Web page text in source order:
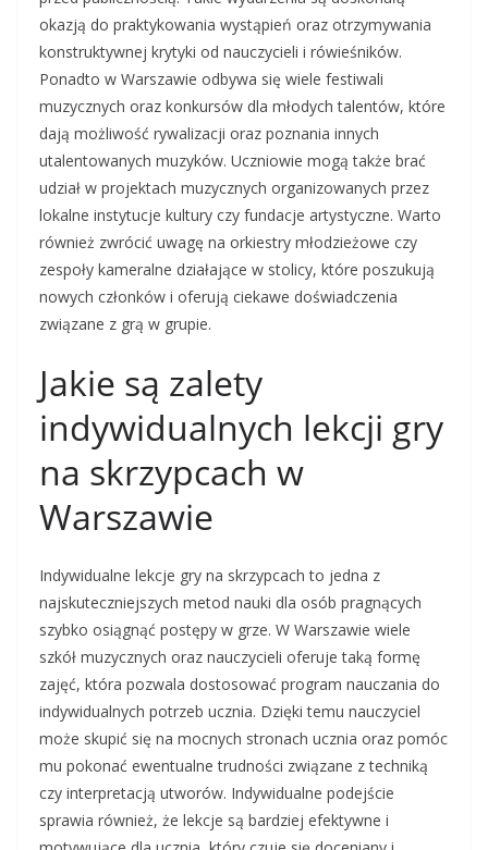
okazją do praktykowania wystąpień oraz otrzymywania
konstruktywnej krytyki od nauczycieli i rówieśników.
Ponadto w Warszawie odbywa się wiele festiwali
muzycznych oraz konkursów dla młodych talentów, które
dają możliwość rywalizacji oraz poznania innych
utalentowanych muzyków. Uczniowie mogą także brać
udział w projektach muzycznych organizowanych przez
lokalne instytucje kultury czy fundacje artystyczne. Warto
również zwrócić uwagę na orkiestry młodzieżowe czy
zespoły kameralne działające w stolicy, które poszukują
nowych członków i oferują ciekawe doświadczenia
związane z grą w grupie.
Jakie są zalety
indywidualnych lekcji gry
na skrzypcach w
Warszawie
Indywidualne lekcje gry na skrzypcach to jedna z
najskuteczniejszych metod nauki dla osób pragnących
szybko osiągnąć postępy w grze. W Warszawie wiele
szkół muzycznych oraz nauczycieli oferuje taką formę
zajęć, która pozwala dostosować program nauczania do
indywidualnych potrzeb ucznia. Dzięki temu nauczyciel
może skupić się na mocnych stronach ucznia oraz pomóc
mu pokonać ewentualne trudności związane z techniką
czy interpretacją utworów. Indywidualne podejście
sprawia również, że lekcje są bardziej efektywne i